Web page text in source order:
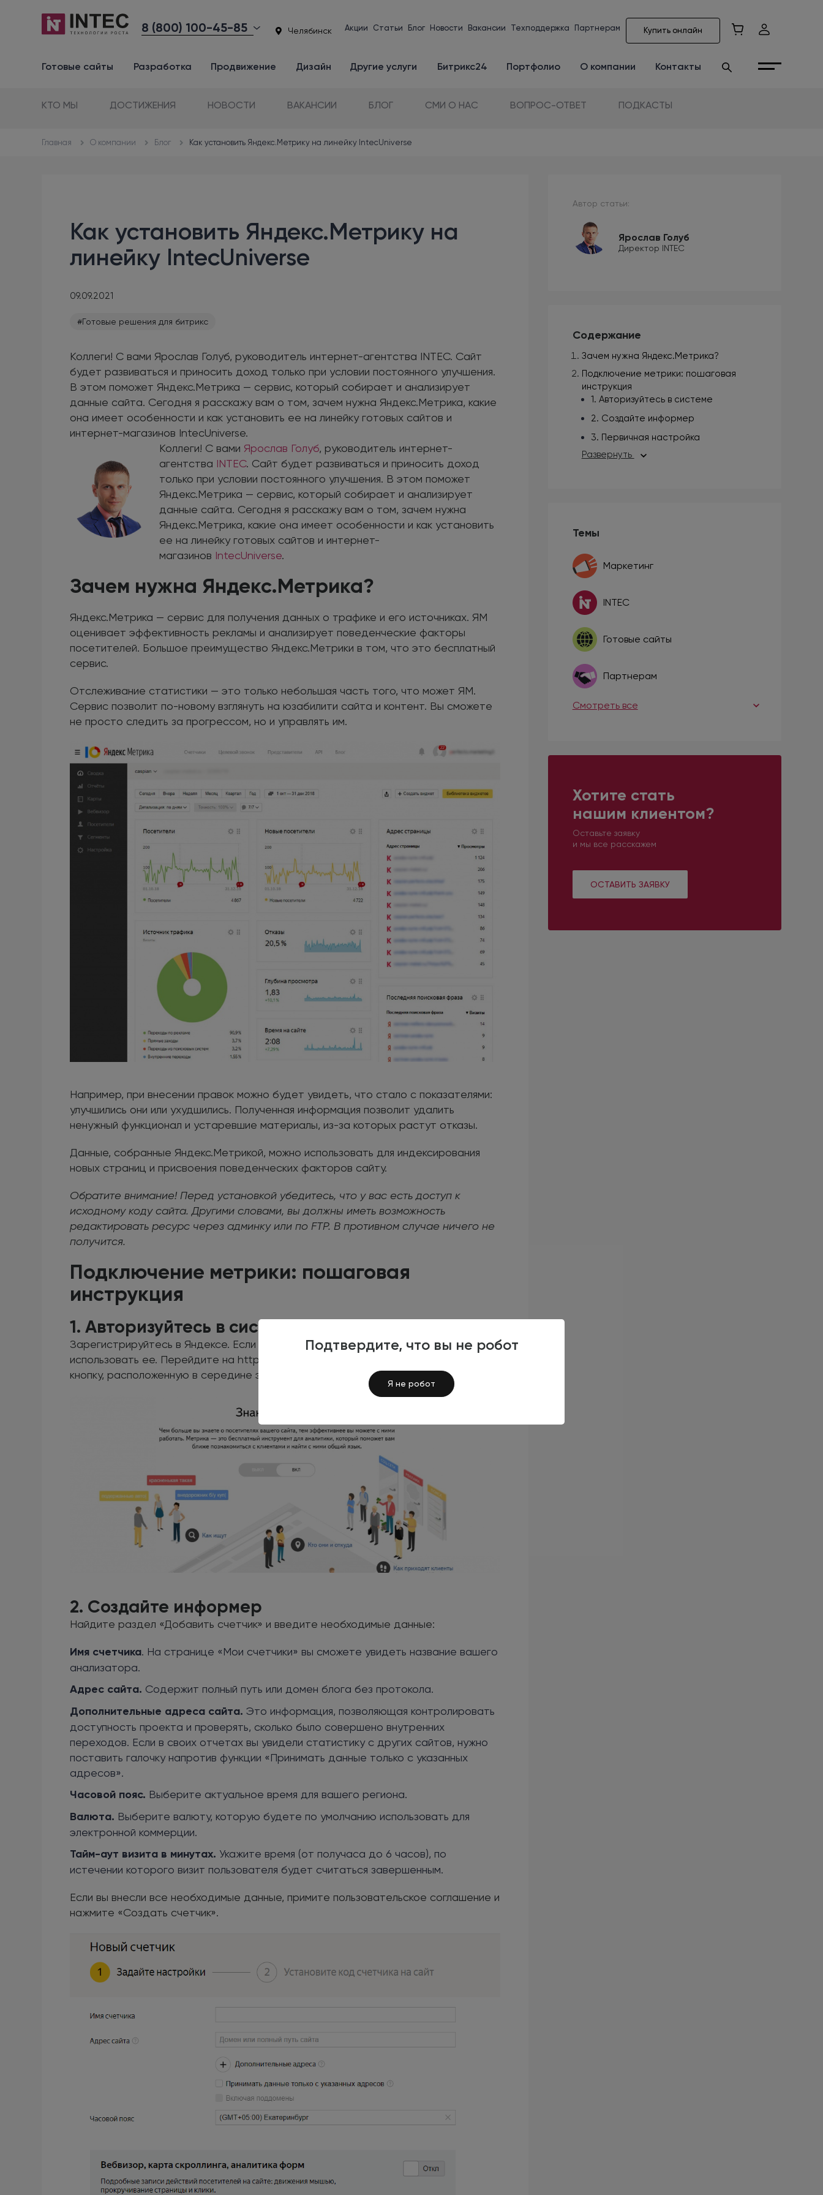
Подтвердите, что вы не робот
Я не робот
8 (800) 100-45-85 Челябинск Акции Статьи Блог Новости Вакансии Техподдержка Партнерам Купить онлайн
Готовые сайты Разработка Продвижение Дизайн Другие услуги Битрикс24 Портфолио О компании Контакты
КТО МЫ ДОСТИЖЕНИЯ НОВОСТИ ВАКАНСИИ БЛОГ СМИ О НАС ВОПРОС-ОТВЕТ ПОДКАСТЫ
Главная О компании Блог Как установить Яндекс.Метрику на линейку IntecUniverse
Автор статьи:
Ярослав Голуб
Директор INTEC
Содержание
Зачем нужна Яндекс.Метрика?
Подключение метрики: пошаговая
инструкция
1. Авторизуйтесь в системе
2. Создайте информер
3. Первичная настройка
Развернуть
Темы
Маркетинг
INTEC
Готовые сайты
Партнерам
Смотреть все
Хотите стать
нашим клиентом?
Оставьте заявку
и мы все расскажем
ОСТАВИТЬ ЗАЯВКУ
Как установить Яндекс.Метрику на
линейку IntecUniverse
09.09.2021
#Готовые решения для битрикс
Коллеги! С вами Ярослав Голуб, руководитель интернет-агентства INTEC. Сайт
будет развиваться и приносить доход только при условии постоянного улучшения.
В этом поможет Яндекс.Метрика — сервис, который собирает и анализирует
данные сайта. Сегодня я расскажу вам о том, зачем нужна Яндекс.Метрика, какие
она имеет особенности и как установить ее на линейку готовых сайтов и
интернет-магазинов IntecUniverse.
Коллеги! С вами Ярослав Голуб, руководитель интернет-
агентства INTEC. Сайт будет развиваться и приносить доход
только при условии постоянного улучшения. В этом поможет
Яндекс.Метрика — сервис, который собирает и анализирует
данные сайта. Сегодня я расскажу вам о том, зачем нужна
Яндекс.Метрика, какие она имеет особенности и как установить
ее на линейку готовых сайтов и интернет-
магазинов IntecUniverse.
Зачем нужна Яндекс.Метрика?
Яндекс.Метрика — сервис для получения данных о трафике и его источниках. ЯМ
оценивает эффективность рекламы и анализирует поведенческие факторы
посетителей. Большое преимущество Яндекс.Метрики в том, что это бесплатный
сервис.
Отслеживание статистики — это только небольшая часть того, что может ЯМ.
Сервис позволит по-новому взглянуть на юзабилити сайта и контент. Вы сможете
не просто следить за прогрессом, но и управлять им.
Например, при внесении правок можно будет увидеть, что стало с показателями:
улучшились они или ухудшились. Полученная информация позволит удалить
ненужный функционал и устаревшие материалы, из-за которых растут отказы.
Данные, собранные Яндекс.Метрикой, можно использовать для индексирования
новых страниц и присвоения поведенческих факторов сайту.
Обратите внимание! Перед установкой убедитесь, что у вас есть доступ к
исходному коду сайта. Другими словами, вы должны иметь возможность
редактировать ресурс через админку или по FTP. В противном случае ничего не
получится.
Подключение метрики: пошаговая
инструкция
1. Авторизуйтесь в системе
Зарегистрируйтесь в Яндексе. Если у вас уже есть учетная запись, можете
использовать ее. Перейдите на https://metrika.yandex.ru/ и нажмите желтую
кнопку, расположенную в середине экрана.
2. Создайте информер
Найдите раздел «Добавить счетчик» и введите необходимые данные:
Имя счетчика. На странице «Мои счетчики» вы сможете увидеть название вашего
анализатора.
Адрес сайта. Содержит полный путь или домен блога без протокола.
Дополнительные адреса сайта. Это информация, позволяющая контролировать
доступность проекта и проверять, сколько было совершено внутренних
переходов. Если в своих отчетах вы увидели статистику с других сайтов, нужно
поставить галочку напротив функции «Принимать данные только с указанных
адресов».
Часовой пояс. Выберите актуальное время для вашего региона.
Валюта. Выберите валюту, которую будете по умолчанию использовать для
электронной коммерции.
Тайм-аут визита в минутах. Укажите время (от получаса до 6 часов), по
истечении которого визит пользователя будет считаться завершенным.
Если вы внесли все необходимые данные, примите пользовательское соглашение и
нажмите «Создать счетчик».